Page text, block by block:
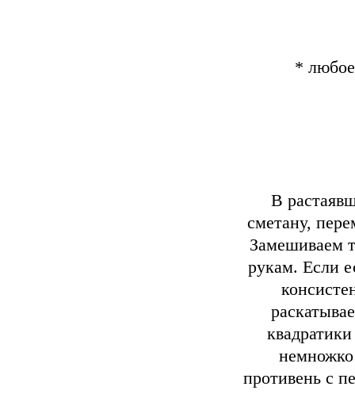
*
В
сметану,
Замешиваем
рукам. Если
противень с